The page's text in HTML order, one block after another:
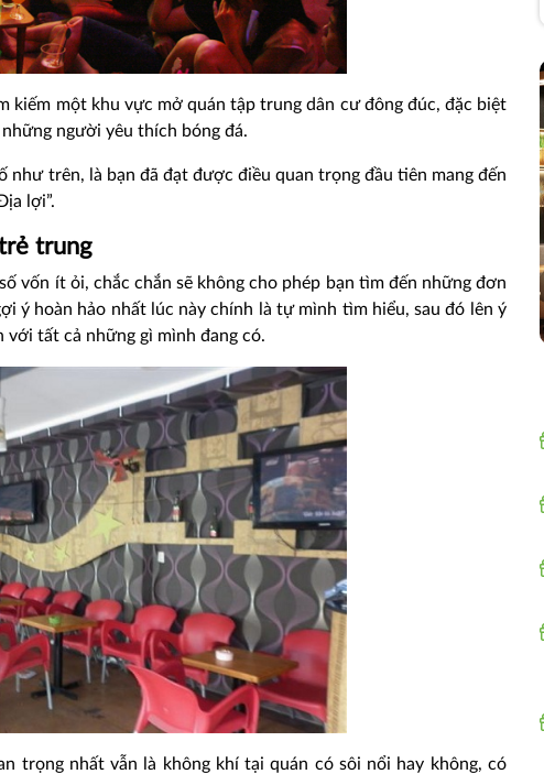
kiếm một khu vực mở quán tập trung dân cư đông đúc, đặc biệt
người yêu thích bóng đá.
trên, là bạn đã đạt được điều quan trọng đầu tiên mang đến
lợi”.
trung
vốn ít ỏi, chắc chắn sẽ không cho phép bạn tìm đến những đơn
ý hoàn hảo nhất lúc này chính là tự mình tìm hiểu, sau đó lên ý
tất cả những gì mình đang có.
trọng nhất vẫn là không khí tại quán có sôi nổi hay không, có